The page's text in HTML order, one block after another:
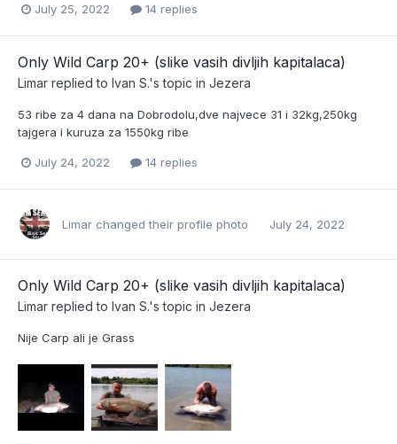
July 25, 2022 14 replies
Only Wild Carp 20+ (slike vasih divljih kapitalaca)
Limar replied to Ivan S.'s topic in Jezera
53 ribe za 4 dana na Dobrodolu,dve najvece 31 i 32kg,250kg
tajgera i kuruza za 1550kg ribe
July 24, 2022 14 replies
Limar changed their profile photo July 24, 2022
Only Wild Carp 20+ (slike vasih divljih kapitalaca)
Limar replied to Ivan S.'s topic in Jezera
Nije Carp ali je Grass